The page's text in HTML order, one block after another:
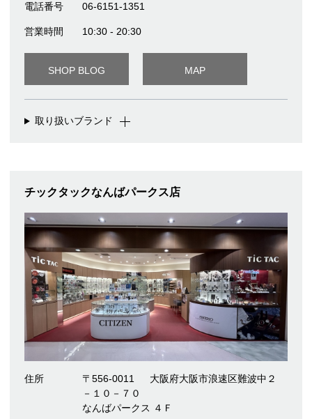
電話番号 06-6151-1351
営業時間 10:30 - 20:30
SHOP BLOG MAP
取り扱いブランド
チックタックなんばパークス店
住所 〒556-0011
大阪府大阪市浪速区難波中２
－１０－７０
なんばパークス ４Ｆ